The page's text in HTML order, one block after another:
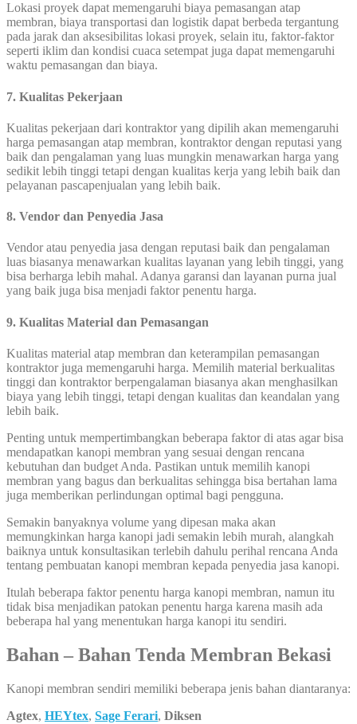
Lokasi proyek dapat memengaruhi biaya pemasangan atap
membran, biaya transportasi dan logistik dapat berbeda tergantung
pada jarak dan aksesibilitas lokasi proyek, selain itu, faktor-faktor
seperti iklim dan kondisi cuaca setempat juga dapat memengaruhi
waktu pemasangan dan biaya.
7. Kualitas Pekerjaan
Kualitas pekerjaan dari kontraktor yang dipilih akan memengaruhi
harga pemasangan atap membran, kontraktor dengan reputasi yang
baik dan pengalaman yang luas mungkin menawarkan harga yang
sedikit lebih tinggi tetapi dengan kualitas kerja yang lebih baik dan
pelayanan pascapenjualan yang lebih baik.
8. Vendor dan Penyedia Jasa
Vendor atau penyedia jasa dengan reputasi baik dan pengalaman
luas biasanya menawarkan kualitas layanan yang lebih tinggi, yang
bisa berharga lebih mahal. Adanya garansi dan layanan purna jual
yang baik juga bisa menjadi faktor penentu harga.
9. Kualitas Material dan Pemasangan
Kualitas material atap membran dan keterampilan pemasangan
kontraktor juga memengaruhi harga. Memilih material berkualitas
tinggi dan kontraktor berpengalaman biasanya akan menghasilkan
biaya yang lebih tinggi, tetapi dengan kualitas dan keandalan yang
lebih baik.
Penting untuk mempertimbangkan beberapa faktor di atas agar bisa
mendapatkan kanopi membran yang sesuai dengan rencana
kebutuhan dan budget Anda. Pastikan untuk memilih kanopi
membran yang bagus dan berkualitas sehingga bisa bertahan lama
juga memberikan perlindungan optimal bagi pengguna.
Semakin banyaknya volume yang dipesan maka akan
memungkinkan harga kanopi jadi semakin lebih murah, alangkah
baiknya untuk konsultasikan terlebih dahulu perihal rencana Anda
tentang pembuatan kanopi membran kepada penyedia jasa kanopi.
Itulah beberapa faktor penentu harga kanopi membran, namun itu
tidak bisa menjadikan patokan penentu harga karena masih ada
beberapa hal yang menentukan harga kanopi itu sendiri.
Bahan – Bahan Tenda Membran Bekasi
Kanopi membran sendiri memiliki beberapa jenis bahan diantaranya:
Agtex, HEYtex, Sage Ferari, Diksen